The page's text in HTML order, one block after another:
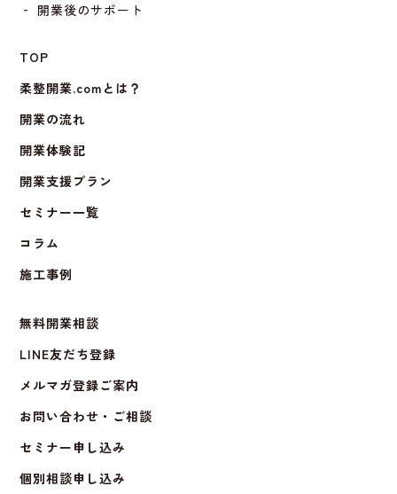
‐ 開業後のサポート
TOP
柔整開業.comとは？
開業の流れ
開業体験記
開業支援プラン
セミナー一覧
コラム
施工事例
無料開業相談
LINE友だち登録
メルマガ登録ご案内
お問い合わせ・ご相談
セミナー申し込み
個別相談申し込み